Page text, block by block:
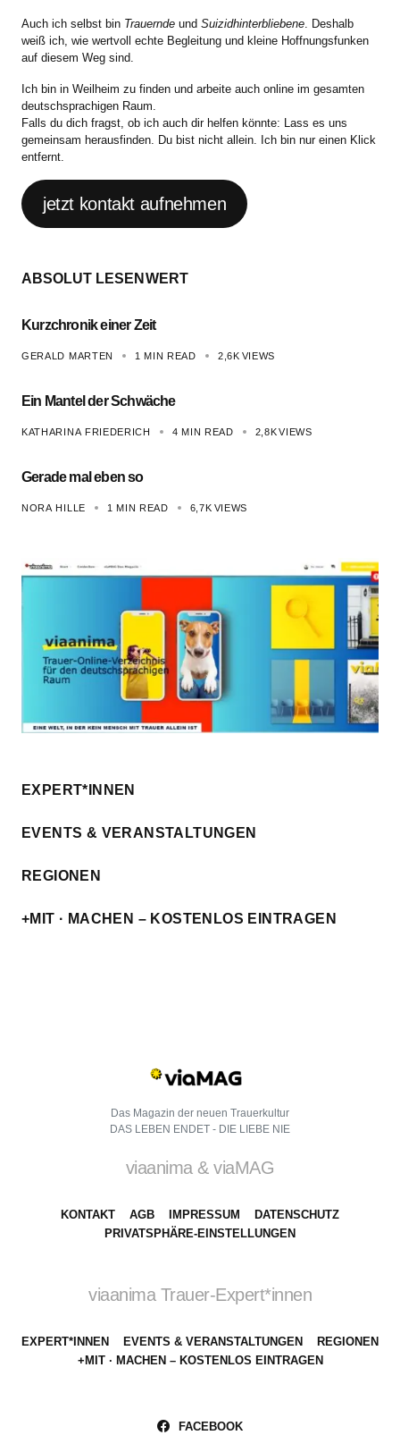
Auch ich selbst bin Trauernde und Suizidhinterbliebene. Deshalb
weiß ich, wie wertvoll echte Begleitung und kleine Hoffnungsfunken
auf diesem Weg sind.
Ich bin in Weilheim zu finden und arbeite auch online im gesamten
deutschsprachigen Raum.
Falls du dich fragst, ob ich auch dir helfen könnte: Lass es uns
gemeinsam herausfinden. Du bist nicht allein. Ich bin nur einen Klick
entfernt.
jetzt kontakt aufnehmen
ABSOLUT LESENWERT
Kurzchronik einer Zeit
GERALD MARTEN 1 MIN READ 2,6K VIEWS
Ein Mantel der Schwäche
KATHARINA FRIEDERICH 4 MIN READ 2,8KVIEWS
Gerade mal eben so
NORA HILLE 1 MIN READ 6,7K VIEWS
EXPERT*INNEN
EVENTS & VERANSTALTUNGEN
REGIONEN
+MIT · MACHEN – KOSTENLOS EINTRAGEN
Das Magazin der neuen Trauerkultur
DAS LEBEN ENDET - DIE LIEBE NIE
viaanima & viaMAG
KONTAKT AGB IMPRESSUM
DATENSCHUTZ
PRIVATSPHÄRE-EINSTELLUNGEN
viaanima Trauer-Expert*innen
EXPERT*INNEN EVENTS & VERANSTALTUNGEN
REGIONEN
+MIT · MACHEN – KOSTENLOS EINTRAGEN
FACEBOOK